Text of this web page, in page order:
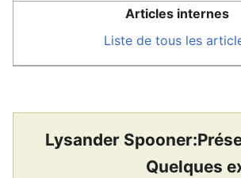
Articles internes
Liste de tous les
Lysander
Quelques